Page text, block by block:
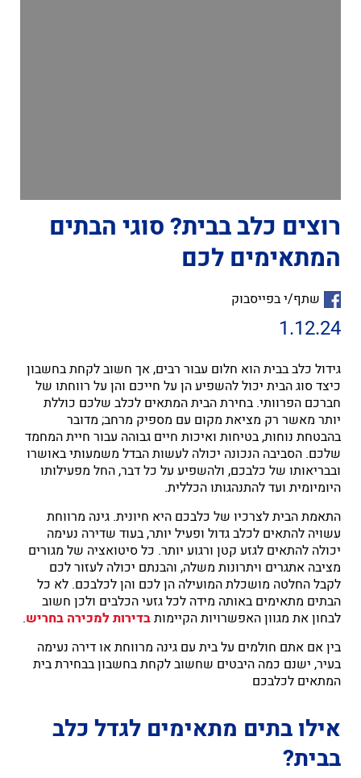
רוצים כלב בבית? סוגי הבתים
המתאימים לכם
שתף/י בפייסבוק
1.12.24
גידול כלב בבית הוא חלום עבור רבים, אך חשוב לקחת בחשבון
כיצד סוג הבית יכול להשפיע הן על חייכם והן על רווחתו של
חברכם הפרוותי. בחירת הבית המתאים לכלב שלכם כוללת
יותר מאשר רק מציאת מקום עם מספיק מרחב; מדובר
בהבטחת נוחות, בטיחות ואיכות חיים גבוהה עבור חיית המחמד
שלכם. הסביבה הנכונה יכולה לעשות הבדל משמעותי באושרו
ובבריאותו של כלבכם, ולהשפיע על כל דבר, החל מפעילותו
היומיומית ועד להתנהגותו הכללית.
התאמת הבית לצרכיו של כלבכם היא חיונית. גינה מרווחת
עשויה להתאים לכלב גדול ופעיל יותר, בעוד שדירה נעימה
יכולה להתאים לגזע קטן ורגוע יותר. כל סיטואציה של מגורים
מציבה אתגרים ויתרונות משלה, והבנתם יכולה לעזור לכם
לקבל החלטה מושכלת המועילה הן לכם והן לכלבכם. לא כל
הבתים מתאימים באותה מידה לכל גזעי הכלבים ולכן חשוב
לבחון את מגוון האפשרויות הקיימותבדירות למכירה בחריש.
בין אם אתם חולמים על בית עם גינה מרווחת או דירה נעימה
בעיר, ישנם כמה היבטים שחשוב לקחת בחשבון בבחירת בית
המתאים לכלבכם
אילו בתים מתאימים לגדל כלב
בבית?